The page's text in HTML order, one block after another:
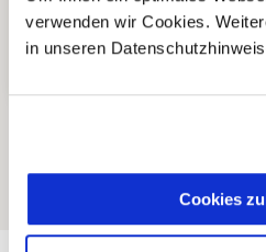
verwenden wir Cookies.
in unseren
Cookies
5
üblichen